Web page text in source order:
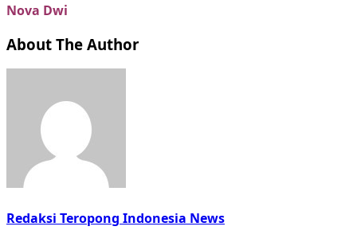
Nova Dwi
About The Author
Redaksi Teropong Indonesia News